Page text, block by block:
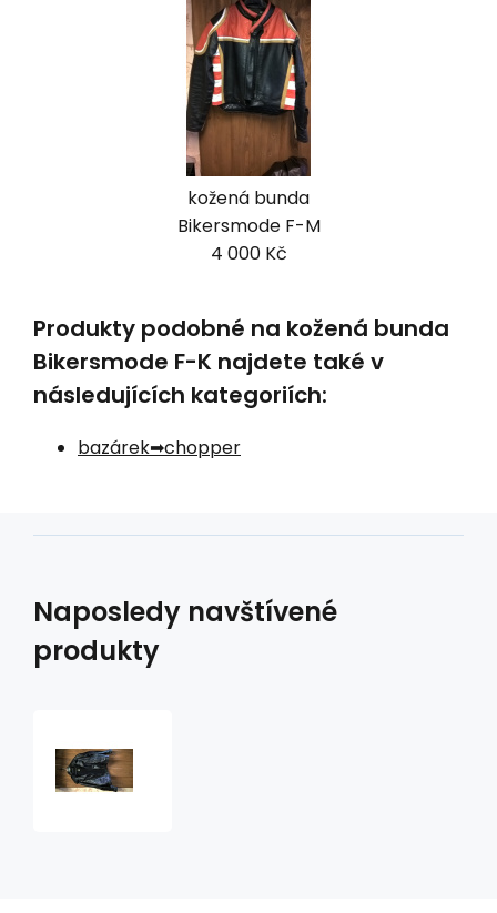
kožená bunda
Bikersmode F-M
4 000 Kč
Produkty podobné na kožená bunda
Bikersmode F-K najdete také v
následujících kategoriích:
bazárek chopper
Naposledy navštívené
produkty